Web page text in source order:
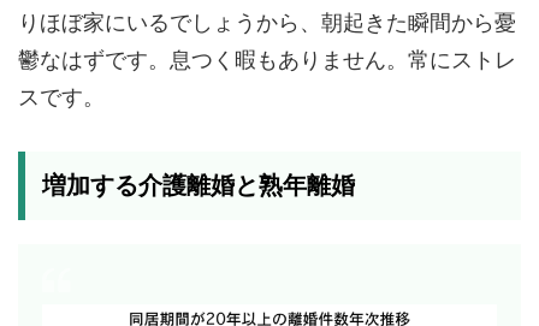
りほぼ家にいるでしょうから、朝起きた瞬間から憂
鬱なはずです。息つく暇もありません。常にストレ
スです。
増加する介護離婚と熟年離婚